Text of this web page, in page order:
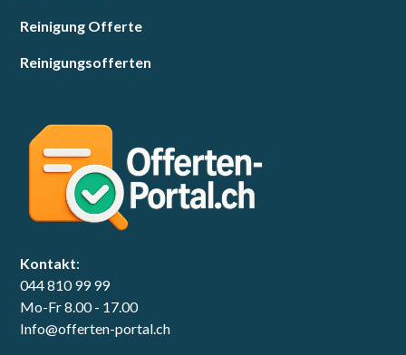
Reinigung Offerte
Reinigungsofferten
Kontakt:
044 810 99 99
Mo-Fr 8.00 - 17.00
Info@offerten-portal.ch